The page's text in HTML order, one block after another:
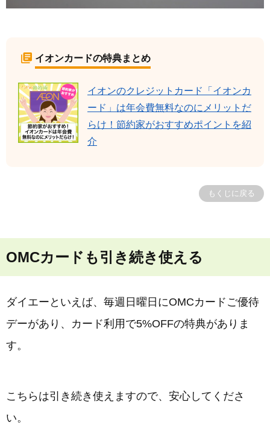
イオンカードの特典まとめ
イオンのクレジットカード「イオンカ
ード」は年会費無料なのにメリットだ
らけ！節約家がおすすめポイントを紹
介
もくじに戻る
OMCカードも引き続き使える
ダイエーといえば、毎週日曜日にOMCカードご優待
デーがあり、カード利用で5%OFFの特典がありま
す。
こちらは引き続き使えますので、安心してくださ
い。